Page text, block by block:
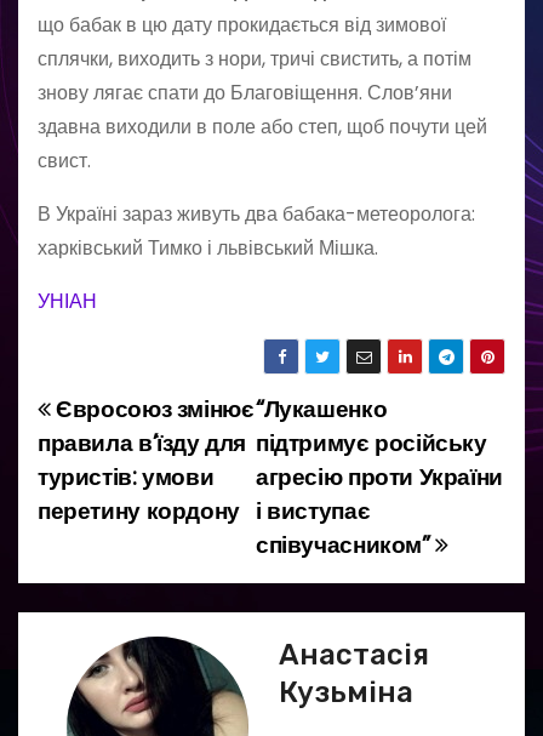
що бабак в цю дату прокидається від зимової
сплячки, виходить з нори, тричі свистить, а потім
знову лягає спати до Благовіщення. Слов’яни
здавна виходили в поле або степ, щоб почути цей
свист.
В Україні зараз живуть два бабака-метеоролога:
харківський Тимко і львівський Мішка.
УНІАН
Н
а
в
і
г
“Лукашенко
підтримує російську
агресію проти України
і виступає
співучасником”
Євросоюз змінює
правила в’їзду для
туристів: умови
перетину кордону
Анастасія
Кузьміна